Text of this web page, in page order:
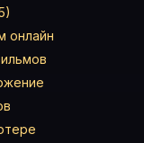
онлайн